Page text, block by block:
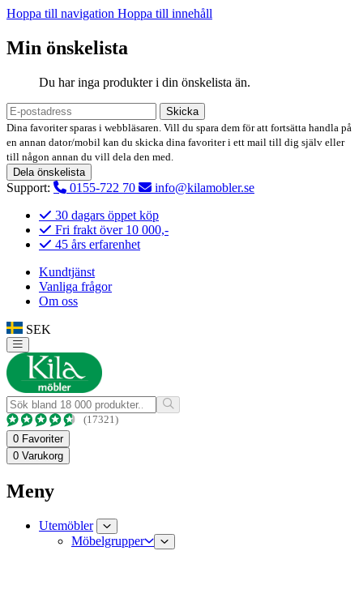
Hoppa till navigation Hoppa till innehåll
Min önskelista
Du har inga produkter i din önskelista än.
Skicka
Dina favoriter sparas i webbläsaren. Vill du spara dem för att fortsätta handla på
en annan dator/mobil kan du skicka dina favoriter i ett mail till dig själv eller
till någon annan du vill dela den med.
Dela önskelista
Support: 0155-722 70
info@kilamobler.se
30 dagars öppet köp
Fri frakt över 10 000,-
45 års erfarenhet
Kundtjänst
Vanliga frågor
Om oss
SEK
(17321)
0 Favoriter
0 Varukorg
Meny
Utemöbler
Möbelgrupper